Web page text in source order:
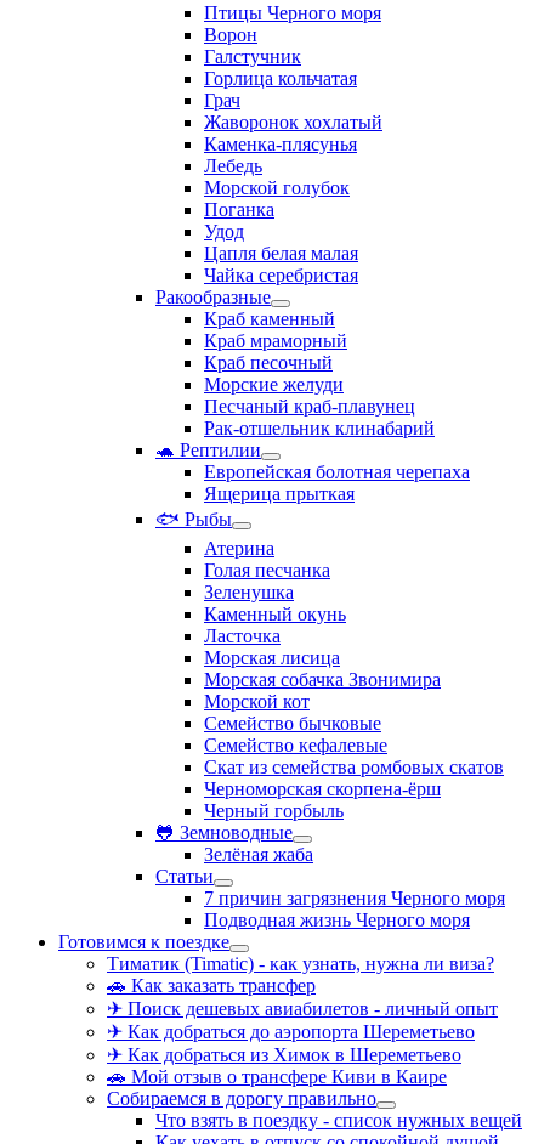
Птицы Черного моря
Ворон
Галстучник
Горлица кольчатая
Грач
Жаворонок хохлатый
Каменка-плясунья
Лебедь
Морской голубок
Поганка
Удод
Цапля белая малая
Чайка серебристая
Ракообразные
Краб каменный
Краб мраморный
Краб песочный
Морские желуди
Песчаный краб-плавунец
Рак-отшельник клинабарий
🐢 Рептилии
Европейская болотная черепаха
Ящерица прыткая
🐟 Рыбы
Атерина
Голая песчанка
Зеленушка
Каменный окунь
Ласточка
Морская лисица
Морская собачка Звонимира
Морской кот
Семейство бычковые
Семейство кефалевые
Скат из семейства ромбовых скатов
Черноморская скорпена-ёрш
Черный горбыль
🐸 Земноводные
Зелёная жаба
Статьи
7 причин загрязнения Черного моря
Подводная жизнь Черного моря
Готовимся к поездке
Тиматик (Timatic) - как узнать, нужна ли виза?
🚗 Как заказать трансфер
✈ Поиск дешевых авиабилетов - личный опыт
✈ Как добраться до аэропорта Шереметьево
✈ Как добраться из Химок в Шереметьево
🚗 Мой отзыв о трансфере Киви в Каире
Собираемся в дорогу правильно
Что взять в поездку - список нужных вещей